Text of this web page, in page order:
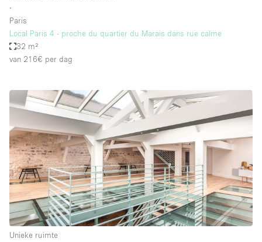
∙
Paris
Local Paris 4 - proche du quartier du Marais dans rue calme
32 m²
van 216€ per dag
Unieke ruimte